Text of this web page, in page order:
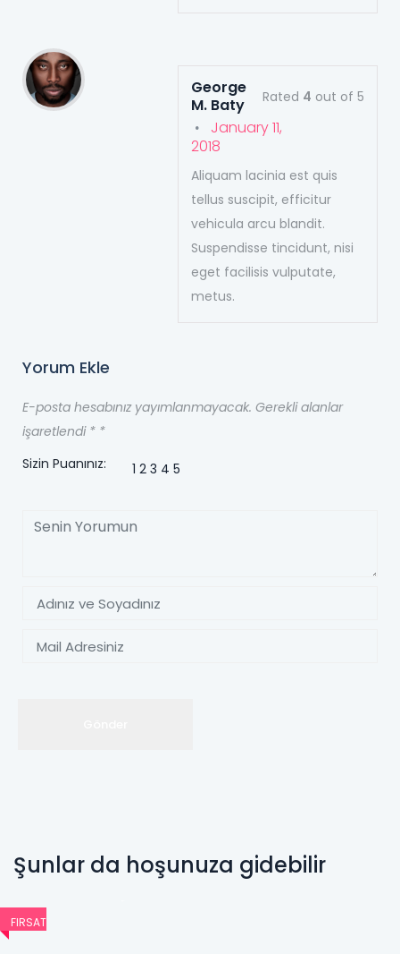
Rated 4 out of 5
George
M. Baty
.
January 11,
2018
Aliquam lacinia est quis
tellus suscipit, efficitur
vehicula arcu blandit.
Suspendisse tincidunt, nisi
eget facilisis vulputate,
metus.
Yorum Ekle
E-posta hesabınız yayımlanmayacak. Gerekli alanlar
işaretlendi * *
Sizin Puanınız:
1 2 3 4 5
Şunlar da hoşunuza gidebilir
FIRSAT